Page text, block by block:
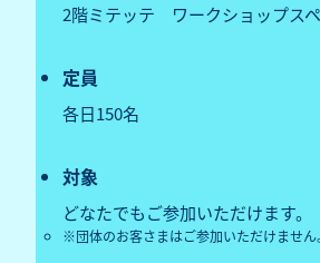
2階ミテッテ ワークショップス
定員
各日150名
対象
どなたでもご参加いただけます。
団体のお客さまはご参加いただけません。